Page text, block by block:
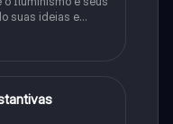
suas ideias e